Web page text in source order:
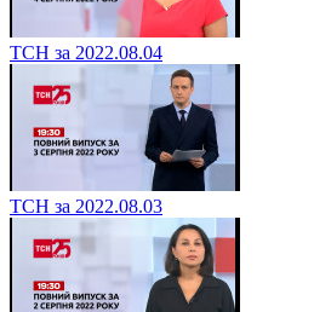
ТСН за 2022.08.04
ТСН за 2022.08.03